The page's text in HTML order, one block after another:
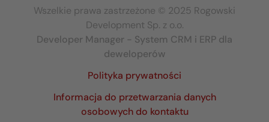
Wszelkie prawa zastrzeżone © 2025 Rogowski
Development Sp. z o.o.
Developer Manager - System CRM i ERP dla
deweloperów
Polityka prywatności
Informacja do przetwarzania danych
osobowych do kontaktu